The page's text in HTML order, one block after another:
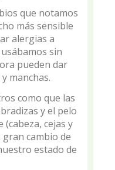
que notamos
más sensible
alergias a
sin
pueden dar
manchas.
como que las
y el pelo
(cabeza, cejas y
cambio de
estado de